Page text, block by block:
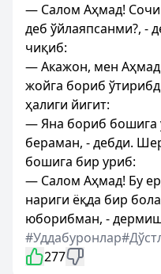
— Салом Аҳмад!
деб ўйлаяпсанми?, -
чиқиб:
— Акажон, мен
жойга бориб
ҳалиги йигит:
— Яна бориб бошига
бераман, - дебди.
бошига бир уриб:
— Салом Аҳмад! Бу
нариги ёқда бир
юборибман, -
#Уддабуронлар
277